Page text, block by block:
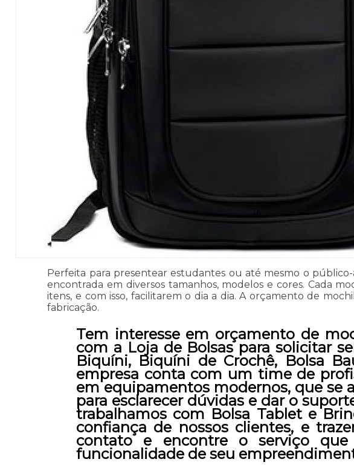
Perfeita para presentear estudantes ou até mesmo o
encontrada em diversos tamanhos, modelos e cores. Cada
itens, e com isso, facilitarem o dia a dia. A orçamento de
fabricação.
Tem interesse em orçamento de
com a Loja de Bolsas para solicitar
Biquíni, Biquíni de Crochê, Bolsa
empresa conta com um time de
em equipamentos modernos, que se
para esclarecer dúvidas e dar o
trabalhamos com Bolsa Tablet e
confiança de nossos clientes, e
contato e encontre o serviço
funcionalidade de seu